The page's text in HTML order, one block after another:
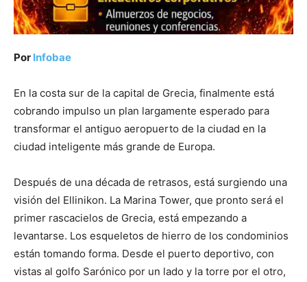
Por Infobae
En la costa sur de la capital de Grecia, finalmente está
cobrando impulso un plan largamente esperado para
transformar el antiguo aeropuerto de la ciudad en la
ciudad inteligente más grande de Europa.
Después de una década de retrasos, está surgiendo una
visión del Ellinikon. La Marina Tower, que pronto será el
primer rascacielos de Grecia, está empezando a
levantarse. Los esqueletos de hierro de los condominios
están tomando forma. Desde el puerto deportivo, con
vistas al golfo Sarónico por un lado y la torre por el otro,